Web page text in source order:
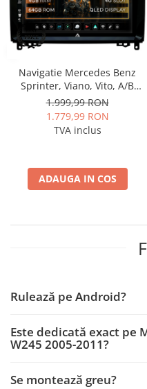
Navigații universale 2DIN
Navigații universale 1DIN
Rame adaptoare auto
Rame adaptoare auto
Rame adaptoare Volkswagen
Rame adaptoare M-Benz
Rame adaptoare Opel
Rame adaptoare Audi
Rame adaptoare BMW
Navigatie Mercedes Benz
Sprinter, Viano, Vito, A/B
Class, Crafter, Android, A-
Octacore / 4GB RAM + 64GB
ROM, 9 Inch - AD-
BGA9004+AD-BGRKIT407
1.999,99 RON
1.779,99 RON
TVA inclus
ADAUGA IN COS
Rulează pe Android?
Este dedicată exact pe
W245 2005-2011?
Se montează greu?